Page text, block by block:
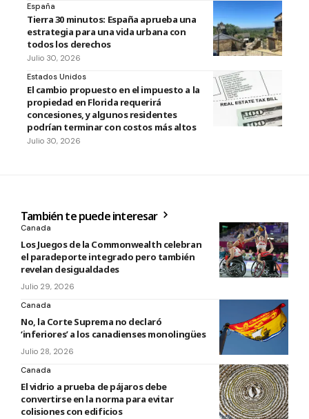
España
Tierra 30 minutos: España aprueba una
estrategia para una vida urbana con
todos los derechos
Julio 30, 2026
Estados Unidos
El cambio propuesto en el impuesto a la
propiedad en Florida requerirá
concesiones, y algunos residentes
podrían terminar con costos más altos
Julio 30, 2026
También te puede interesar
Canada
Los Juegos de la Commonwealth celebran
el paradeporte integrado pero también
revelan desigualdades
Julio 29, 2026
Canada
No, la Corte Suprema no declaró
‘inferiores’ a los canadienses monolingües
Julio 28, 2026
Canada
El vidrio a prueba de pájaros debe
convertirse en la norma para evitar
colisiones con edificios